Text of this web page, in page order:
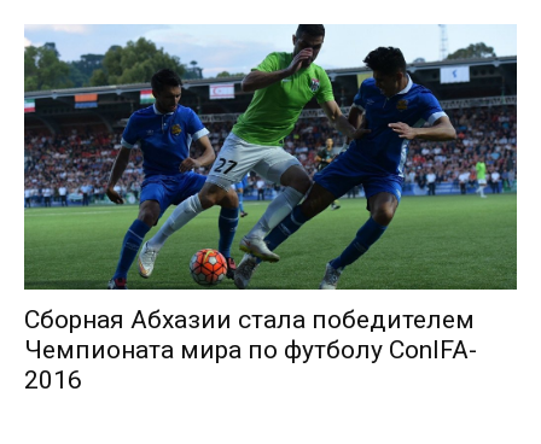
Сборная Абхазии стала победителем
Чемпионата мира по футболу ConIFA-
2016